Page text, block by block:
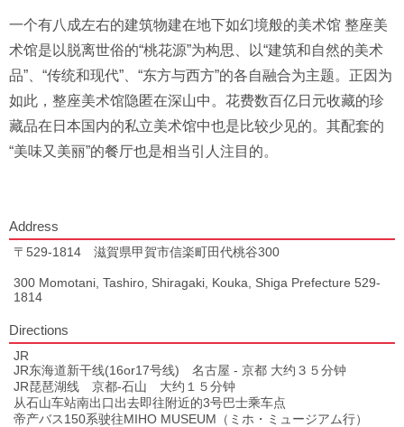
一个有八成左右的建筑物建在地下如幻境般的美术馆 整座美
术馆是以脱离世俗的“桃花源”为构思、以“建筑和自然的美术
品”、“传统和现代”、“东方与西方”的各自融合为主题。正因为
如此，整座美术馆隐匿在深山中。花费数百亿日元收藏的珍
藏品在日本国内的私立美术馆中也是比较少见的。其配套的
“美味又美丽”的餐厅也是相当引人注目的。
Address
〒529-1814 滋賀県甲賀市信楽町田代桃谷300
300 Momotani, Tashiro, Shiragaki, Kouka, Shiga Prefecture 529-
1814
Directions
JR
JR东海道新干线(16or17号线) 名古屋 - 京都 大约３５分钟
JR琵琶湖线 京都-石山 大约１５分钟
从石山车站南出口出去即往附近的3号巴士乘车点
帝产バス150系驶往MIHO MUSEUM（ミホ・ミュージアム行）